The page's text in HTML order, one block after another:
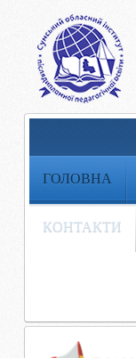
ГОЛОВНА
КОНТАКТИ